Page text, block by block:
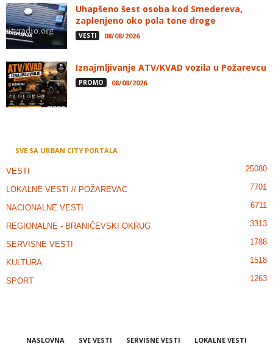
Uhapšeno šest osoba kod Smedereva,
zaplenjeno oko pola tone droge
VESTI 08/08/2026
Iznajmljivanje ATV/KVAD vozila u Požarevcu
PROMO 08/08/2026
SVE SA URBAN CITY PORTALA
VESTI 25080
LOKALNE VESTI // POŽAREVAC 7701
NACIONALNE VESTI 6711
REGIONALNE - BRANIČEVSKI OKRUG 3313
SERVISNE VESTI 1788
KULTURA 1518
SPORT 1263
NASLOVNA SVE VESTI SERVISNE VESTI LOKALNE VESTI